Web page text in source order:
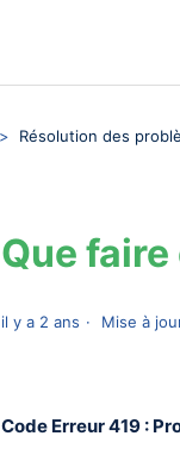
Résolution des
Que
il y a 2 ans Mise à
Code Erreur 419 :